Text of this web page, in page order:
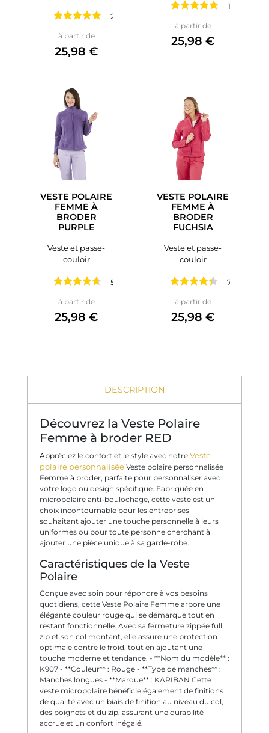
2 avis
à partir dePrix
25,98 €
1 avis
à partir dePrix
25,98 €
VESTE POLAIRE
FEMME À
BRODER
PURPLE
Veste et passe-
couloir
5 avis
à partir dePrix
25,98 €
VESTE POLAIRE
FEMME À
BRODER
FUCHSIA
Veste et passe-
couloir
7 avis
à partir dePrix
25,98 €
DESCRIPTION
Découvrez la Veste Polaire
Femme à broder RED
Appréciez le confort et le style avec notre Veste
polaire personnalisée Veste polaire personnalisée
Femme à broder, parfaite pour personnaliser avec
votre logo ou design spécifique. Fabriquée en
micropolaire anti-boulochage, cette veste est un
choix incontournable pour les entreprises
souhaitant ajouter une touche personnelle à leurs
uniformes ou pour toute personne cherchant à
ajouter une pièce unique à sa garde-robe.
Caractéristiques de la Veste
Polaire
Conçue avec soin pour répondre à vos besoins
quotidiens, cette Veste Polaire Femme arbore une
élégante couleur rouge qui se démarque tout en
restant fonctionnelle. Avec sa fermeture zippée full
zip et son col montant, elle assure une protection
optimale contre le froid, tout en ajoutant une
touche moderne et tendance. - **Nom du modèle** :
K907 - **Couleur** : Rouge - **Type de manches** :
Manches longues - **Marque** : KARIBAN Cette
veste micropolaire bénéficie également de finitions
de qualité avec un biais de finition au niveau du col,
des poignets et du zip, assurant une durabilité
accrue et un confort inégalé.